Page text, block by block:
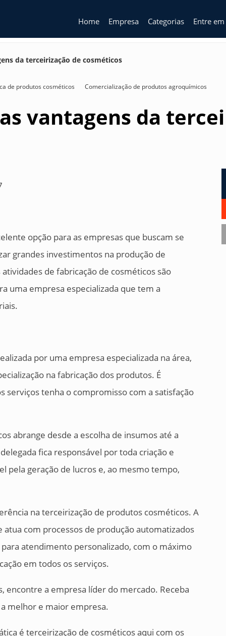
Home Empresa Categorias Entre
da terceirização de cosméticos
de produtos cosméticos Comercialização de produtos agroquímicos
vantagens da
opção para as empresas que buscam se
grandes investimentos na produção de
de fabricação de cosméticos são
uma empresa especializada que tem a
por uma empresa especializada na área,
na fabricação dos produtos. É
tenha o compromisso com a satisfação
abrange desde a escolha de insumos até a
fica responsável por toda criação e
pela geração de lucros e, ao mesmo tempo,
na terceirização de produtos cosméticos. A
com processos de produção automatizados
atendimento personalizado, com o máximo
em todos os serviços.
encontre a empresa líder do mercado. Receba
melhor e maior empresa.
é terceirização de cosméticos aqui com os